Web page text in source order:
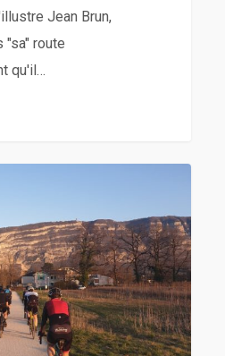
Jean Brun,
"sa" route
qu'il…